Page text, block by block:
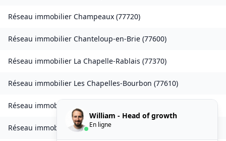
Réseau immobilier Champeaux (77720)
Réseau immobilier Chanteloup-en-Brie (77600)
Réseau immobilier La Chapelle-Rablais (77370)
Réseau immobilier Les Chapelles-Bourbon (77610)
Réseau immobilier
Réseau immobilierCharny (77410
William - Head of growth
En ligne